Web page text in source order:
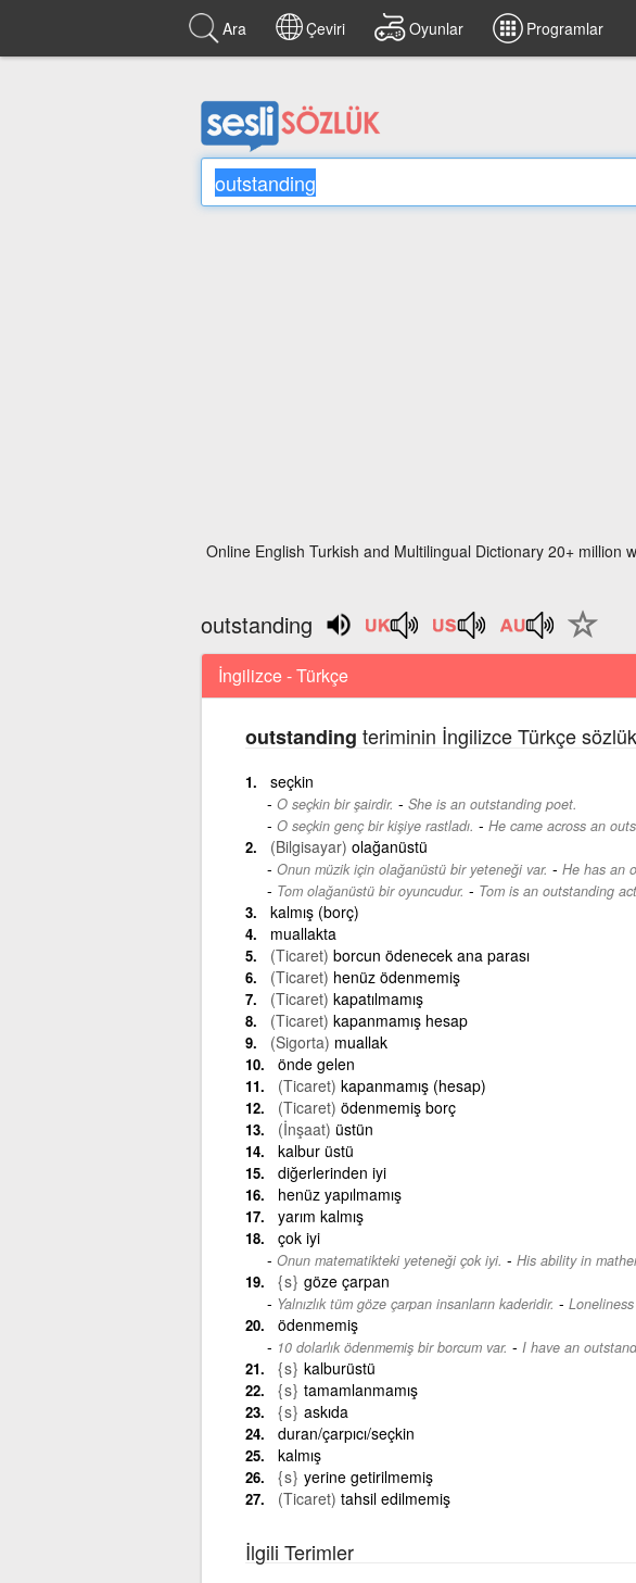
Ara Çeviri Oyunlar Programlar
Online English Turkish and Multilingual Dictionary 20+ million
outstanding
İngilizce - Türkçe
outstanding teriminin İngilizce Türkçe
seçkin
O seçkin bir şairdir. - She is an outstanding poet.
O seçkin genç bir kişiye rastladı. - He came across an
(Bilgisayar) olağanüstü
Onun müzik için olağanüstü bir yeteneği var. - He has an
Tom olağanüstü bir oyuncudur. - Tom is an outstanding
kalmış (borç)
muallakta
(Ticaret) borcun ödenecek ana parası
(Ticaret) henüz ödenmemiş
(Ticaret) kapatılmamış
(Ticaret) kapanmamış hesap
(Sigorta) muallak
önde gelen
(Ticaret) kapanmamış (hesap)
(Ticaret) ödenmemiş borç
(İnşaat) üstün
kalbur üstü
diğerlerinden iyi
henüz yapılmamış
yarım kalmış
çok iyi
Onun matematikteki yeteneği çok iyi. - His ability in
{s} göze çarpan
Yalnızlık tüm göze çarpan insanların kaderidir. -
ödenmemiş
10 dolarlık ödenmemiş bir borcum var. - I have an
{s} kalburüstü
{s} tamamlanmamış
{s} askıda
duran/çarpıcı/seçkin
kalmış
{s} yerine getirilmemiş
(Ticaret) tahsil edilmemiş
İlgili Terimler